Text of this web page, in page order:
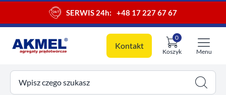
SERWIS 24h: +48 17 227 67 67
Kontakt
Koszyk
0
koszyk
Menu
Wpisz czego szukasz